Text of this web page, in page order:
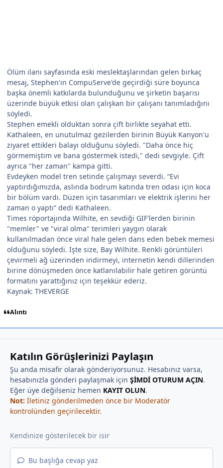
Ölüm ilanı sayfasında eski meslektaşlarından gelen birkaç
mesaj, Stephen'ın CompuServe'de geçirdiği süre boyunca
başka önemli katkılarda bulunduğunu ve şirketin başarısı
üzerinde büyük etkisi olan çalışkan bir çalışanı tanımladığını
söyledi.
Stephen emekli olduktan sonra çift birlikte seyahat etti.
Kathaleen, en unutulmaz gezilerden birinin Büyük Kanyon'u
ziyaret ettikleri balayı olduğunu söyledi. "Daha önce hiç
görmemiştim ve bana göstermek istedi," dedi sevgiyle. Çift
ayrıca "her zaman" kampa gitti.
Evdeyken model tren setinde çalışmayı severdi. “Evi
yaptırdığımızda, aslında bodrum katında tren odası için koca
bir bölüm vardı. Düzen için tasarımları ve elektrik işlerini her
zaman o yaptı” dedi Kathaleen.
Times röportajında Wilhite, en sevdiği GIF'lerden birinin
"memler" ve "viral olma" terimleri yaygın olarak
kullanılmadan önce viral hale gelen dans eden bebek memesi
olduğunu söyledi. İşte size, Bay Wilhite. Renkli görüntüleri
çevirmeli ağ üzerinden indirmeyi, internetin kendi dillerinden
birine dönüşmeden önce katlanılabilir hale getiren görüntü
formatını yarattığınız için teşekkür ederiz.
Kaynak: THEVERGE
Alıntı
Katılın Görüşlerinizi Paylaşın
Şu anda misafir olarak gönderiyorsunuz. Hesabınız varsa,
hesabınızla gönderi paylaşmak için ŞİMDİ OTURUM AÇIN.
Eğer üye değilseniz hemen KAYIT OLUN.
Not: İletiniz gönderilmeden önce bir Moderatör
kontrolünden geçirilecektir.
Bu başlığa cevap yaz